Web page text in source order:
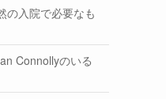
の入院で必要なも
Connollyのいる